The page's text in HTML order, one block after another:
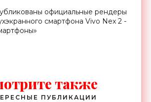
официальные рендеры
смартфона Vivo Nex 2 -
также
ПУБЛИКАЦИИ